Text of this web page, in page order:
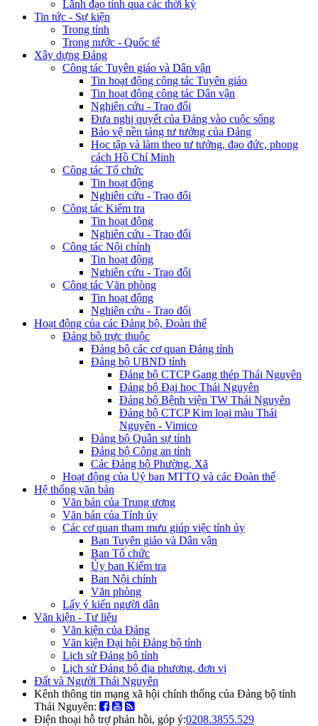
Lãnh đạo tỉnh qua các thời kỳ
Tin tức - Sự kiện
Trong tỉnh
Trong nước - Quốc tế
Xây dựng Đảng
Công tác Tuyên giáo và Dân vận
Tin hoạt động công tác Tuyên giáo
Tin hoạt động công tác Dân vận
Nghiên cứu - Trao đổi
Đưa nghị quyết của Đảng vào cuộc sống
Bảo vệ nền tảng tư tưởng của Đảng
Học tập và làm theo tư tưởng, đạo đức, phong
cách Hồ Chí Minh
Công tác Tổ chức
Tin hoạt động
Nghiên cứu - Trao đổi
Công tác Kiểm tra
Tin hoạt động
Nghiên cứu - Trao đổi
Công tác Nội chính
Tin hoạt động
Nghiên cứu - Trao đổi
Công tác Văn phòng
Tin hoạt động
Nghiên cứu - Trao đổi
Hoạt động của các Đảng bộ, Đoàn thể
Đảng bộ trực thuộc
Đảng bộ các cơ quan Đảng tỉnh
Đảng bộ UBND tỉnh
Đảng bộ CTCP Gang thép Thái Nguyên
Đảng bộ Đại học Thái Nguyên
Đảng bộ Bệnh viện TW Thái Nguyên
Đảng bộ CTCP Kim loại màu Thái
Nguyên - Vimico
Đảng bộ Quân sự tỉnh
Đảng bộ Công an tỉnh
Các Đảng bộ Phường, Xã
Hoạt động của Uỷ ban MTTQ và các Đoàn thể
Hệ thống văn bản
Văn bản của Trung ương
Văn bản của Tỉnh ủy
Các cơ quan tham mưu giúp việc tỉnh ủy
Ban Tuyên giáo và Dân vận
Ban Tổ chức
Ủy ban Kiểm tra
Ban Nội chính
Văn phòng
Lấy ý kiến người dân
Văn kiện - Tư liệu
Văn kiện của Đảng
Văn kiện Đại hội Đảng bộ tỉnh
Lịch sử Đảng bộ tỉnh
Lịch sử Đảng bộ địa phương, đơn vị
Đất và Người Thái Nguyên
Kênh thông tin mạng xã hội chính thống của Đảng bộ tỉnh
Thái Nguyên:
Điện thoại hỗ trợ phản hồi, góp ý:0208.3855.529